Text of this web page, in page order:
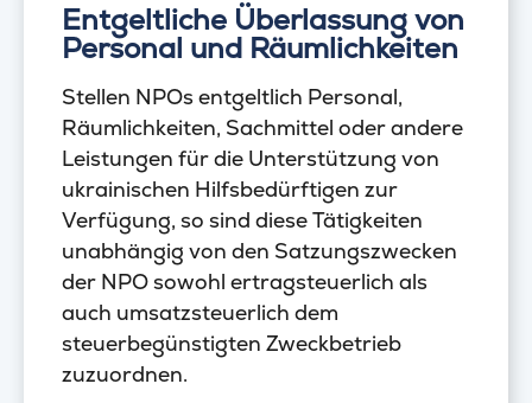
Entgeltliche Überlassung von
Personal und Räumlichkeiten
Stellen NPOs entgeltlich Personal,
Räumlichkeiten, Sachmittel oder andere
Leistungen für die Unterstützung von
ukrainischen Hilfsbedürftigen zur
Verfügung, so sind diese Tätigkeiten
unabhängig von den Satzungszwecken
der NPO sowohl ertragsteuerlich als
auch umsatzsteuerlich dem
steuerbegünstigten Zweckbetrieb
zuzuordnen.